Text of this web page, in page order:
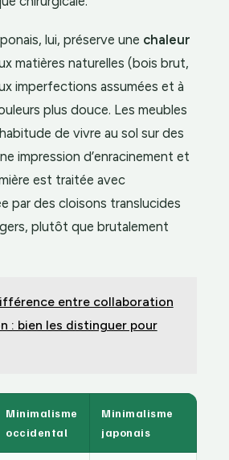
lui, préserve une chaleur
matières naturelles (bois brut,
imperfections assumées et à
plus douce. Les meubles
de vivre au sol sur des
impression d’enracinement et
est traitée avec
par des cloisons translucides
plutôt que brutalement
entre collaboration
: bien les distinguer pour
Minimalisme
occidental
Minimalisme
japonais